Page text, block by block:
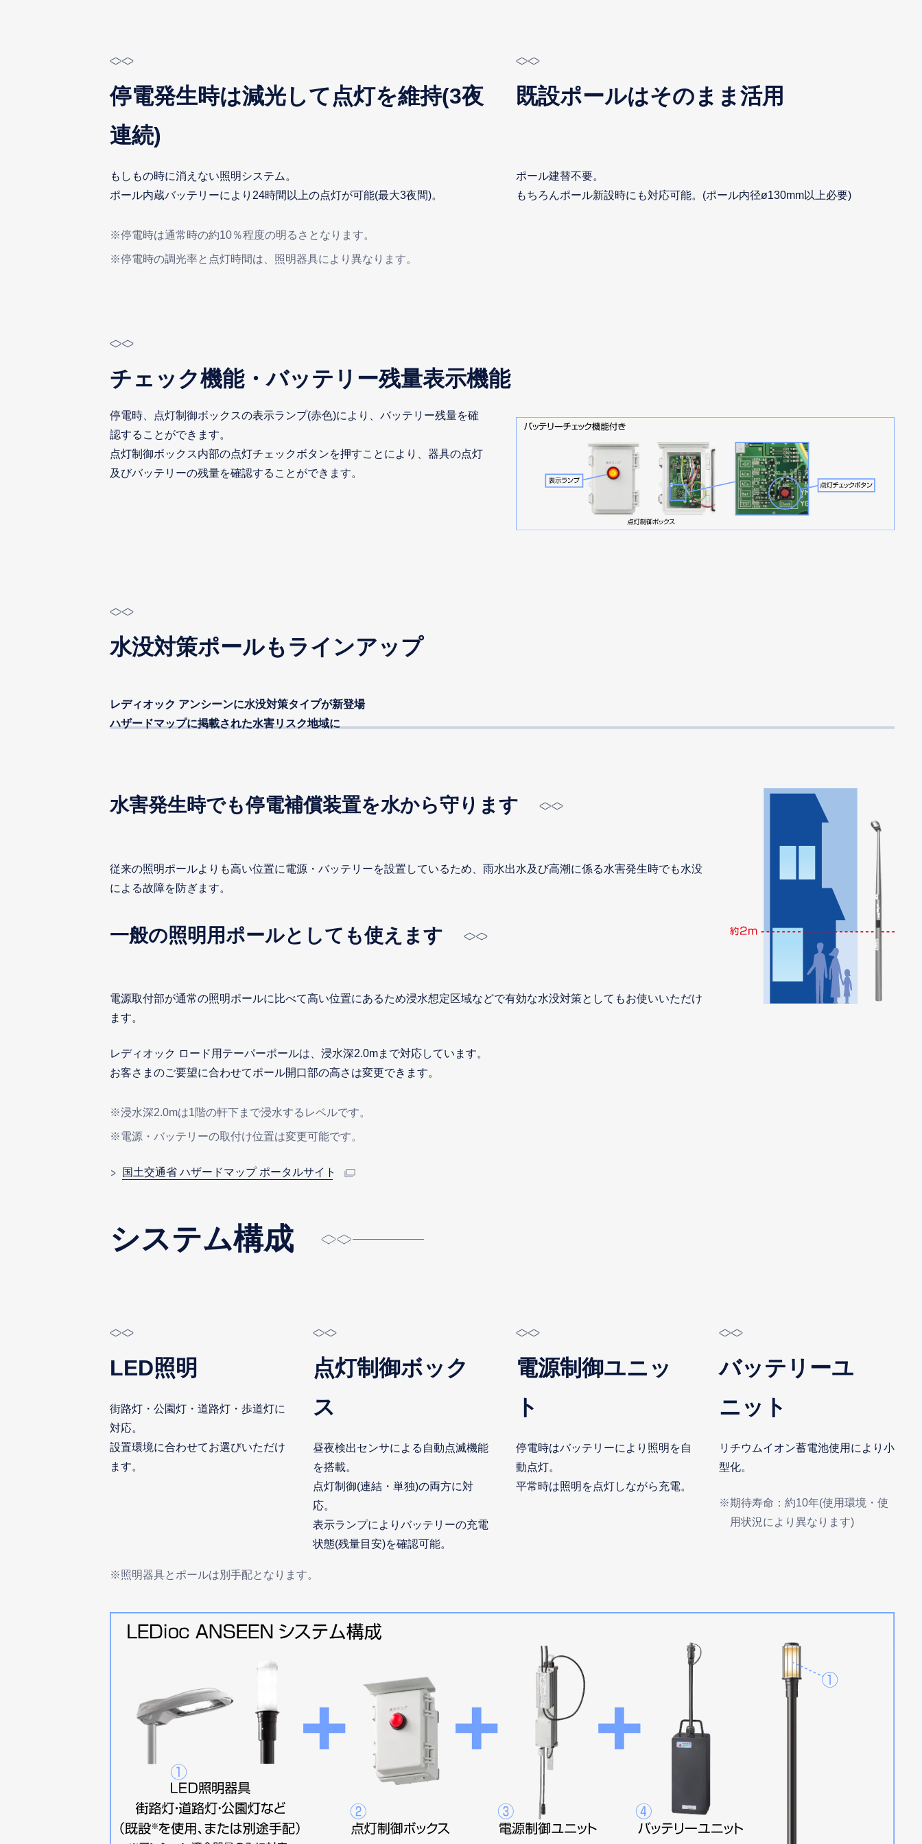
停電発生時は減光して点灯を維持(3夜
連続)
もしもの時に消えない照明システム。
ポール内蔵バッテリーにより24時間以上の点灯が可能(最大3夜間)。
※停電時は通常時の約10％程度の明るさとなります。
※停電時の調光率と点灯時間は、照明器具により異なります。
既設ポールはそのまま活用
ポール建替不要。
もちろんポール新設時にも対応可能。(ポール内径ø130mm以上必要)
チェック機能・バッテリー残量表示機能
停電時、点灯制御ボックスの表示ランプ(赤色)により、バッテリー残量を確
認することができます。
点灯制御ボックス内部の点灯チェックボタンを押すことにより、器具の点灯
及びバッテリーの残量を確認することができます。
水没対策ポールもラインアップ
レディオック アンシーンに水没対策タイプが新登場
ハザードマップに掲載された水害リスク地域に
水害発生時でも停電補償装置を水から守ります
従来の照明ポールよりも高い位置に電源・バッテリーを設置しているため、雨水出水及び高潮に係る水害発生時でも水没
による故障を防ぎます。
一般の照明用ポールとしても使えます
電源取付部が通常の照明ポールに比べて高い位置にあるため浸水想定区域などで有効な水没対策としてもお使いいただけ
ます。
レディオック ロード用テーパーポールは、浸水深2.0mまで対応しています。
お客さまのご要望に合わせてポール開口部の高さは変更できます。
※浸水深2.0mは1階の軒下まで浸水するレベルです。
※電源・バッテリーの取付け位置は変更可能です。
国土交通省 ハザードマップ ポータルサイト
システム構成
LED照明
街路灯・公園灯・道路灯・歩道灯に
対応。
設置環境に合わせてお選びいただけ
ます。
点灯制御ボック
ス
昼夜検出センサによる自動点滅機能
を搭載。
点灯制御(連結・単独)の両方に対
応。
表示ランプによりバッテリーの充電
状態(残量目安)を確認可能。
電源制御ユニッ
ト
停電時はバッテリーにより照明を自
動点灯。
平常時は照明を点灯しながら充電。
バッテリーユ
ニット
リチウムイオン蓄電池使用により小
型化。
※期待寿命：約10年(使用環境・使
用状況により異なります)
※照明器具とポールは別手配となります。